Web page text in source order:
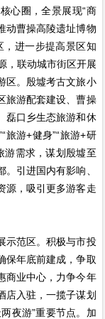
心圈，全景展现“商
动曹操高陵遗址博物
，进一步提高景区知
，联动城市街区开展
。殷墟考古文旅小
旅游配套建设、曹操
磊口乡生态旅游和休
旅游+健身”“旅游+研
游需求，谋划殷墟至
引进国内有影响、
源，吸引更多游客走
示范区。积极与市投
保年底前建成，争取
商业中心，力争今年
店入驻，一揽子谋划
夜游”重要节点。加